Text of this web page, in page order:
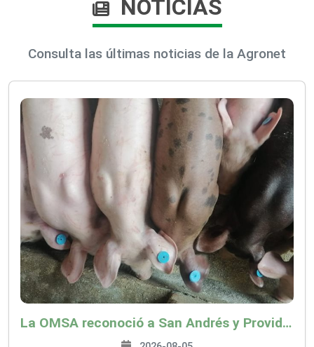
NOTICIAS
Consulta las últimas noticias de la Agronet
La OMSA reconoció a San Andrés y Providencia como zona libre de Peste Porcina Clásica (PPC)